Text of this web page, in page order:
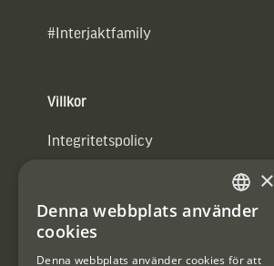
#Interjaktfamily
Villkor
Integritetspolicy
#Interjaktfamily SWEDISH
×
Denna webbplats använder
cookies
Denna webbplats använder cookies för att